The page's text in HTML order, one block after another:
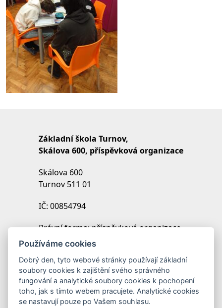
Základní škola Turnov,
Skálova 600, příspěvková organizace
Skálova 600
Turnov 511 01
IČ: 00854794
Právní forma: příspěvková organizace
IZO: 102454027
Zřizovatel: Město Turnov
Používáme cookies
Dobrý den, tyto webové stránky používají základní
soubory cookies k zajištění svého správného
fungování a analytické soubory cookies k pochopení
toho, jak s tímto webem pracujete. Analytické cookies
se nastavují pouze po Vašem souhlasu.